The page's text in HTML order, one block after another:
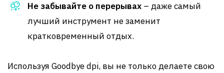
Не забывайте о перерывах – даже самый
лучший инструмент не заменит
кратковременный отдых.
Используя Goodbye dpi, вы не только делаете свою